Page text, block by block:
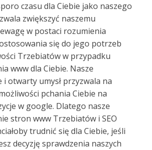
czasu dla Ciebie jako naszego
zwiększyć naszemu
w postaci rozumienia
się do jego potrzeb
Trzebiatów w przypadku
www dla Ciebie. Nasze
i otwarty umysł przyzwala na
pchania Ciebie na
w google. Dlatego nasze
stron www Trzebiatów i SEO
trudnić się dla Ciebie, jeśli
decyzję sprawdzenia naszych